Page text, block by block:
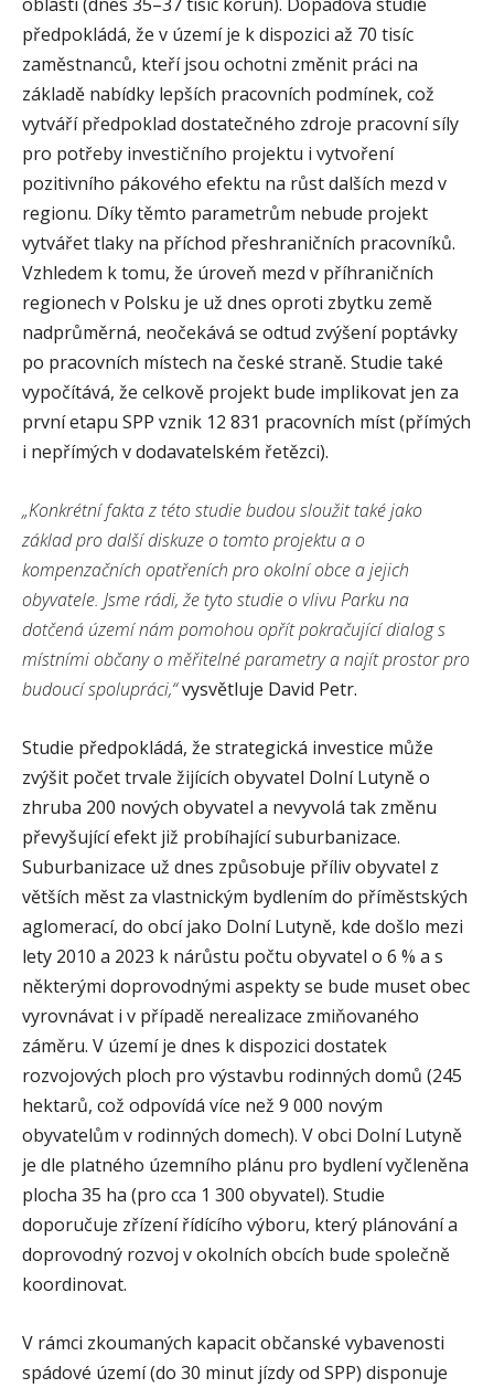
předpokládá, že v území je k dispozici až 70 tisíc
zaměstnanců, kteří jsou ochotni změnit práci na
základě nabídky lepších pracovních podmínek, což
vytváří předpoklad dostatečného zdroje pracovní síly
pro potřeby investičního projektu i vytvoření
pozitivního pákového efektu na růst dalších mezd v
regionu. Díky těmto parametrům nebude projekt
vytvářet tlaky na příchod přeshraničních pracovníků.
Vzhledem k tomu, že úroveň mezd v příhraničních
regionech v Polsku je už dnes oproti zbytku země
nadprůměrná, neočekává se odtud zvýšení poptávky
po pracovních místech na české straně. Studie také
vypočítává, že celkově projekt bude implikovat jen za
první etapu SPP vznik 12 831 pracovních míst (přímých
i nepřímých v dodavatelském řetězci).
„Konkrétní fakta z této studie budou sloužit také jako
základ pro další diskuze o tomto projektu a o
kompenzačních opatřeních pro okolní obce a jejich
obyvatele. Jsme rádi, že tyto studie o vlivu Parku na
dotčená území nám pomohou opřít pokračující dialog s
místními občany o měřitelné parametry a najít prostor pro
budoucí spolupráci,“vysvětluje David Petr.
Studie předpokládá, že strategická investice může
zvýšit počet trvale žijících obyvatel Dolní Lutyně o
zhruba 200 nových obyvatel a nevyvolá tak změnu
převyšující efekt již probíhající suburbanizace.
Suburbanizace už dnes způsobuje příliv obyvatel z
větších měst za vlastnickým bydlením do příměstských
aglomerací, do obcí jako Dolní Lutyně, kde došlo mezi
lety 2010 a 2023 k nárůstu počtu obyvatel o 6 % a s
některými doprovodnými aspekty se bude muset obec
vyrovnávat i v případě nerealizace zmiňovaného
záměru. V území je dnes k dispozici dostatek
rozvojových ploch pro výstavbu rodinných domů (245
hektarů, což odpovídá více než 9 000 novým
obyvatelům v rodinných domech). V obci Dolní Lutyně
je dle platného územního plánu pro bydlení vyčleněna
plocha 35 ha (pro cca 1 300 obyvatel). Studie
doporučuje zřízení řídícího výboru, který plánování a
doprovodný rozvoj v okolních obcích bude společně
koordinovat.
V rámci zkoumaných kapacit občanské vybavenosti
spádové území (do 30 minut jízdy od SPP) disponuje